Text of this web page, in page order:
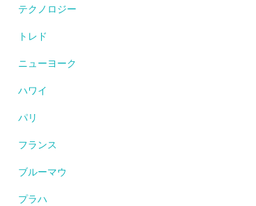
テクノロジー
トレド
ニューヨーク
ハワイ
パリ
フランス
ブルーマウ
プラハ